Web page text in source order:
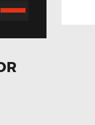
Utilisez
augmenter